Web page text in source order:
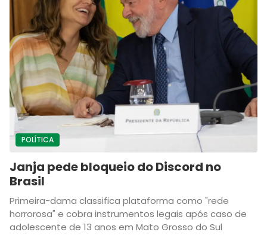
POLÍTICA
Janja pede bloqueio do Discord no
Brasil
Primeira-dama classifica plataforma como "rede
horrorosa" e cobra instrumentos legais após caso de
adolescente de 13 anos em Mato Grosso do Sul